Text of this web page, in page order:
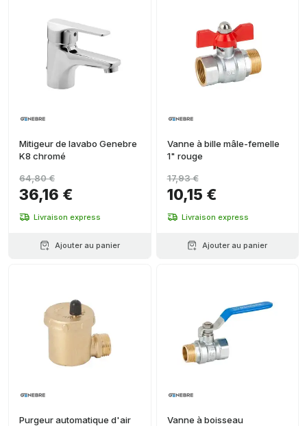
Mitigeur de lavabo Genebre
K8 chromé
36,16 €
64,80 €
Livraison express
Ajouter au panier
Vanne à bille mâle-femelle
1" rouge
10,15 €
17,93 €
Livraison express
Ajouter au panier
Purgeur automatique d'air
Vanne à boisseau